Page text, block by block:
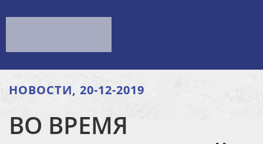
НОВОСТИ, 20-12-2019
ВО ВРЕМЯ